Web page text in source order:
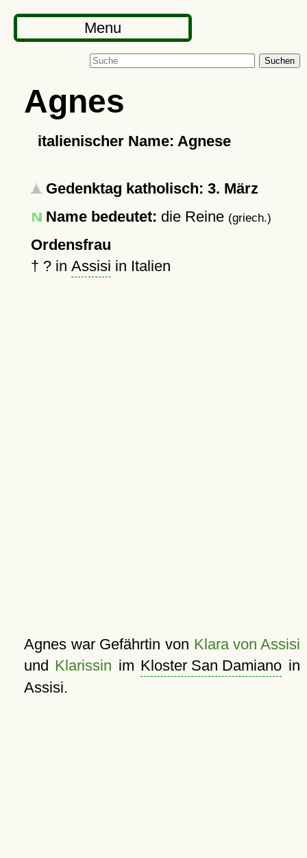
Menu
Suchen
Agnes
italienischer Name: Agnese
Gedenktag katholisch: 3. März
Name bedeutet: die Reine (griech.)
Ordensfrau
† ?in Assisi in Italien
Agnes war Gefährtin von Klara von Assisi
und Klarissin im Kloster San Damiano in
Assisi.